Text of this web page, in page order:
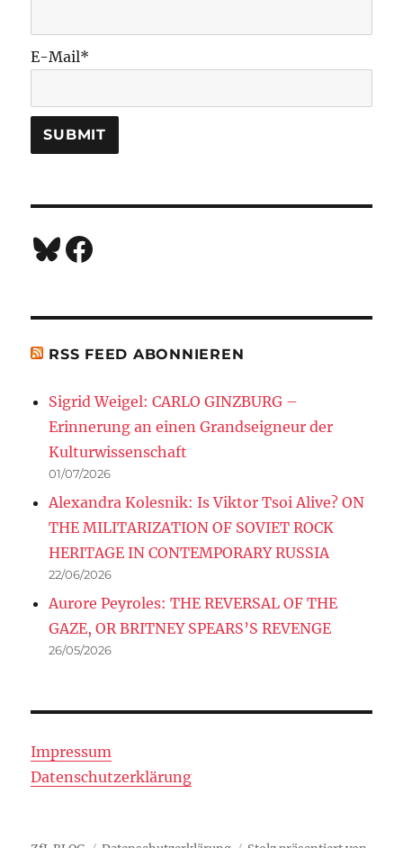
E-Mail*
Bluesky
Facebook
RSS FEED ABONNIEREN
Sigrid Weigel: CARLO GINZBURG –
Erinnerung an einen Grandseigneur der
Kulturwissenschaft
01/07/2026
Alexandra Kolesnik: Is Viktor Tsoi Alive? ON
THE MILITARIZATION OF SOVIET ROCK
HERITAGE IN CONTEMPORARY RUSSIA
22/06/2026
Aurore Peyroles: THE REVERSAL OF THE
GAZE, OR BRITNEY SPEARS’S REVENGE
26/05/2026
Impressum
Datenschutzerklärung